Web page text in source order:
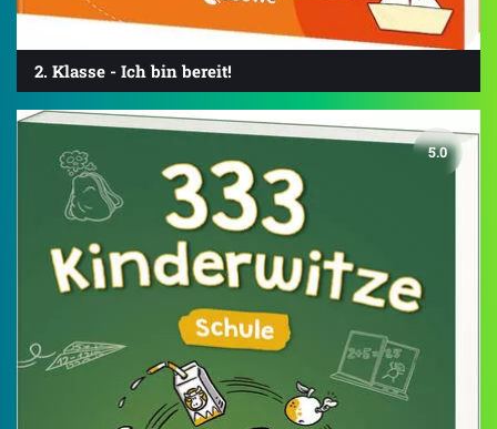
2. Klasse - Ich bin bereit!
5.0